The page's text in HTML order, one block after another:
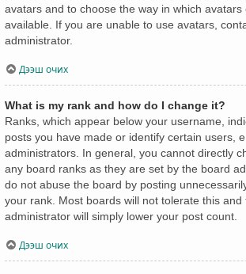
avatars and to choose the way in which avatars
available. If you are unable to use avatars,
administrator.
Дээш очих
What is my rank and how do I change it?
Ranks, which appear below your username,
posts you have made or identify certain users,
administrators. In general, you cannot directly
any board ranks as they are set by the board
do not abuse the board by posting
your rank. Most boards will not tolerate this
administrator will simply lower your post count.
Дээш очих